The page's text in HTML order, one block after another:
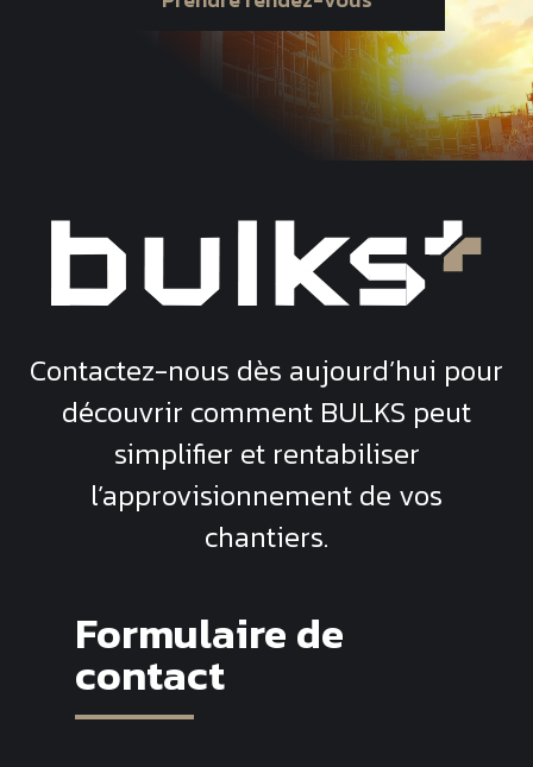
Contactez-nous dès aujourd’hui pour
découvrir comment BULKS peut
simplifier et rentabiliser
l’approvisionnement de vos
chantiers.
Formulaire de
contact